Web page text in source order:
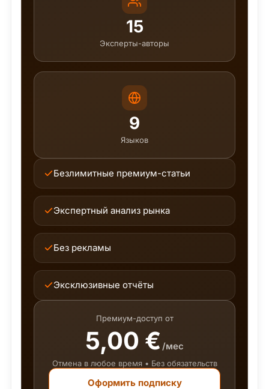
15
Эксперты-авторы
9
Языков
Безлимитные премиум-статьи
Экспертный анализ рынка
Без рекламы
Эксклюзивные отчёты
Премиум-доступ от
5,00 € /мес
Отмена в любое время • Без обязательств
Оформить подписку